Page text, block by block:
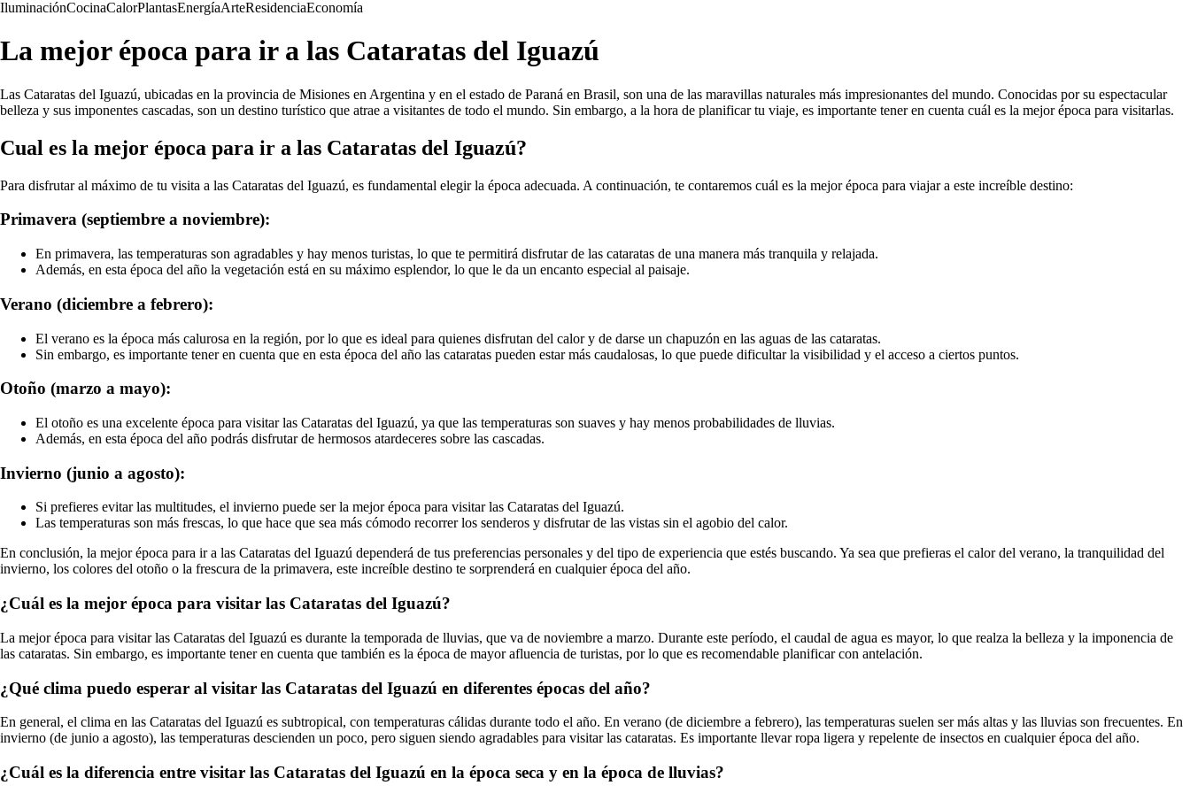
IluminaciónCocinaCalorPlantasEnergíaArteResidenciaEconomía
La mejor época para ir a las Cataratas del Iguazú
Las Cataratas del Iguazú, ubicadas en la provincia de Misiones en Argentina y en el estado de Paraná en Brasil, son una de las maravillas naturales más impresionantes del mundo. Conocidas por su espectacular
belleza y sus imponentes cascadas, son un destino turístico que atrae a visitantes de todo el mundo. Sin embargo, a la hora de planificar tu viaje, es importante tener en cuenta cuál es la mejor época para visitarlas.
Cual es la mejor época para ir a las Cataratas del Iguazú?
Para disfrutar al máximo de tu visita a las Cataratas del Iguazú, es fundamental elegir la época adecuada. A continuación, te contaremos cuál es la mejor época para viajar a este increíble destino:
Primavera (septiembre a noviembre):
En primavera, las temperaturas son agradables y hay menos turistas, lo que te permitirá disfrutar de las cataratas de una manera más tranquila y relajada.
Además, en esta época del año la vegetación está en su máximo esplendor, lo que le da un encanto especial al paisaje.
Verano (diciembre a febrero):
El verano es la época más calurosa en la región, por lo que es ideal para quienes disfrutan del calor y de darse un chapuzón en las aguas de las cataratas.
Sin embargo, es importante tener en cuenta que en esta época del año las cataratas pueden estar más caudalosas, lo que puede dificultar la visibilidad y el acceso a ciertos puntos.
Otoño (marzo a mayo):
El otoño es una excelente época para visitar las Cataratas del Iguazú, ya que las temperaturas son suaves y hay menos probabilidades de lluvias.
Además, en esta época del año podrás disfrutar de hermosos atardeceres sobre las cascadas.
Invierno (junio a agosto):
Si prefieres evitar las multitudes, el invierno puede ser la mejor época para visitar las Cataratas del Iguazú.
Las temperaturas son más frescas, lo que hace que sea más cómodo recorrer los senderos y disfrutar de las vistas sin el agobio del calor.
En conclusión, la mejor época para ir a las Cataratas del Iguazú dependerá de tus preferencias personales y del tipo de experiencia que estés buscando. Ya sea que prefieras el calor del verano, la tranquilidad del
invierno, los colores del otoño o la frescura de la primavera, este increíble destino te sorprenderá en cualquier época del año.
¿Cuál es la mejor época para visitar las Cataratas del Iguazú?
La mejor época para visitar las Cataratas del Iguazú es durante la temporada de lluvias, que va de noviembre a marzo. Durante este período, el caudal de agua es mayor, lo que realza la belleza y la imponencia de
las cataratas. Sin embargo, es importante tener en cuenta que también es la época de mayor afluencia de turistas, por lo que es recomendable planificar con antelación.
¿Qué clima puedo esperar al visitar las Cataratas del Iguazú en diferentes épocas del año?
En general, el clima en las Cataratas del Iguazú es subtropical, con temperaturas cálidas durante todo el año. En verano (de diciembre a febrero), las temperaturas suelen ser más altas y las lluvias son frecuentes. En
invierno (de junio a agosto), las temperaturas descienden un poco, pero siguen siendo agradables para visitar las cataratas. Es importante llevar ropa ligera y repelente de insectos en cualquier época del año.
¿Cuál es la diferencia entre visitar las Cataratas del Iguazú en la época seca y en la época de lluvias?